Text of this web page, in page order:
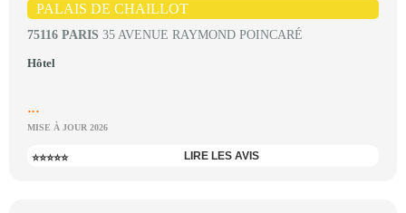
PALAIS DE CHAILLOT
75116 PARIS 35 AVENUE RAYMOND POINCARÉ
Hôtel
...
MISE À JOUR 2026
⭐⭐⭐⭐⭐ LIRE LES AVIS